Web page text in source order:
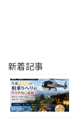
新着記事